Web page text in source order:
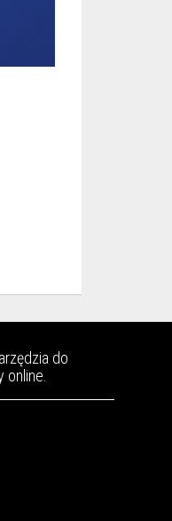
do